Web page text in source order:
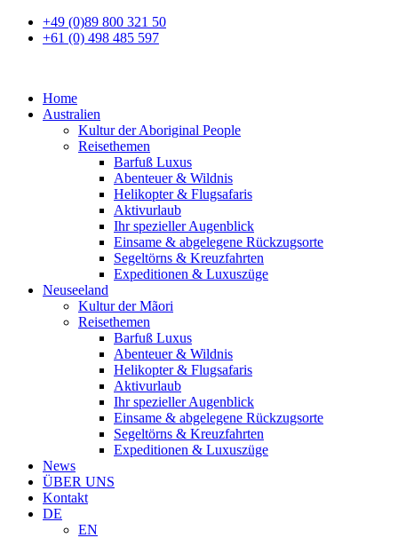
+49 (0)89 800 321 50
+61 (0) 498 485 597
Home
Australien
Kultur der Aboriginal People
Reisethemen
Barfuß Luxus
Abenteuer & Wildnis
Helikopter & Flugsafaris
Aktivurlaub
Ihr spezieller Augenblick
Einsame & abgelegene Rückzugsorte
Segeltörns & Kreuzfahrten
Expeditionen & Luxuszüge
Neuseeland
Kultur der Mãori
Reisethemen
Barfuß Luxus
Abenteuer & Wildnis
Helikopter & Flugsafaris
Aktivurlaub
Ihr spezieller Augenblick
Einsame & abgelegene Rückzugsorte
Segeltörns & Kreuzfahrten
Expeditionen & Luxuszüge
News
ÜBER UNS
Kontakt
DE
EN